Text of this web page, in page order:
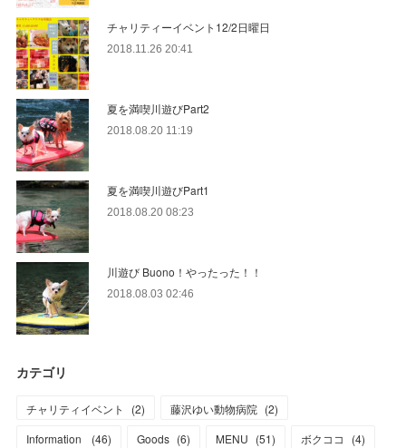
チャリティーイベント12/2日曜日
2018.11.26 20:41
夏を満喫川遊びPart2
2018.08.20 11:19
夏を満喫川遊びPart1
2018.08.20 08:23
川遊び Buono！やったった！！
2018.08.03 02:46
カテゴリ
チャリティイベント (2) 藤沢ゆい動物病院 (2)
Information
(46) Goods (6) MENU (51) ボクココ (4)